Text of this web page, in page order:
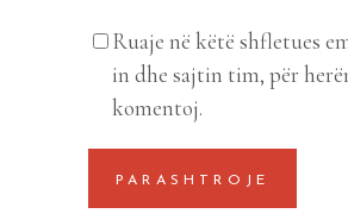
Ruaje në këtë shfletues
in dhe sajtin tim, për
komentoj.